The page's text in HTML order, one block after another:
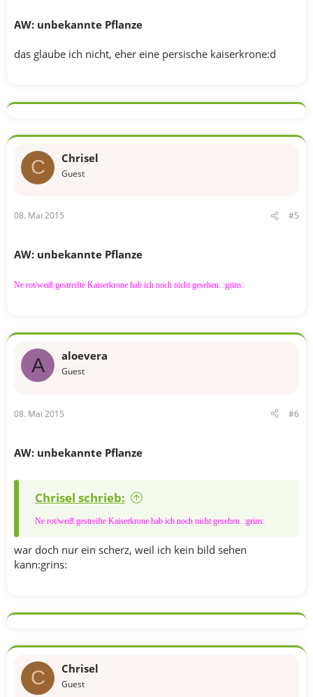
AW: unbekannte Pflanze
das glaube ich nicht, eher eine persische kaiserkrone:d
C Chrisel
Guest
08. Mai 2015 #5
AW: unbekannte Pflanze
Ne rot/weiß gestreifte Kaiserkrone hab ich noch nicht gesehen. :grins:
A aloevera
Guest
08. Mai 2015 #6
AW: unbekannte Pflanze
Chrisel schrieb:
Ne rot/weiß gestreifte Kaiserkrone hab ich noch nicht gesehen. :grins:
war doch nur ein scherz, weil ich kein bild sehen
kann:grins:
C Chrisel
Guest